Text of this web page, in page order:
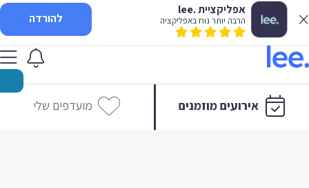
אפליקציית .lee
הרבה יותר נוח באפליקציה להורדה
אירועים מוזמנים מועדפים שלי